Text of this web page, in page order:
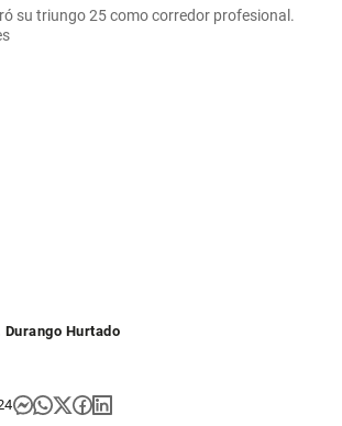
su triungo 25 como corredor profesional.
Hurtado